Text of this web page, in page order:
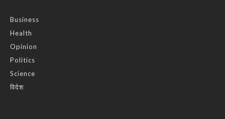
Business
Health
Opinion
Politics
Science
विदेश